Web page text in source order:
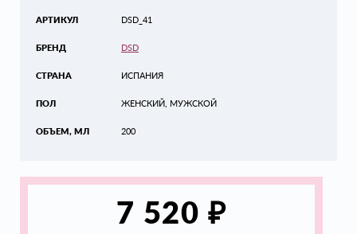
АРТИКУЛ
БРЕНД
СТРАНА
ПОЛ
ОБЪЕМ, МЛ
DSD_41
DSD
ИСПАНИЯ
ЖЕНСКИЙ, МУЖСКОЙ
200
7 520 ₽